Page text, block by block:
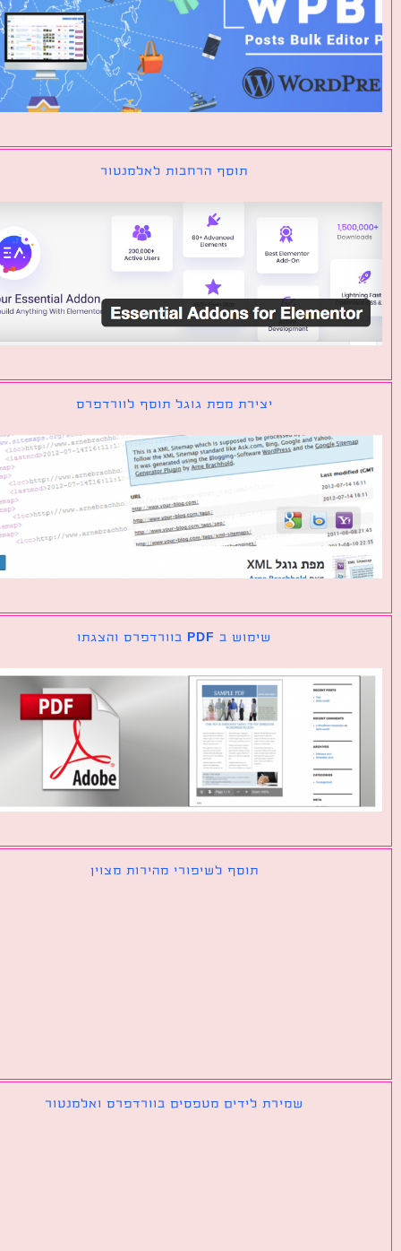
תוסף הרחבות לאלמנטור
יצירת מפת גוגל תוסף לוורדפרס
שימוש ב PDF בוורדפרס והצגתו
תוסף לשיפורי מהירות מצוין
שמירת לידים מטפסים בוורדפרס ואלמנטור